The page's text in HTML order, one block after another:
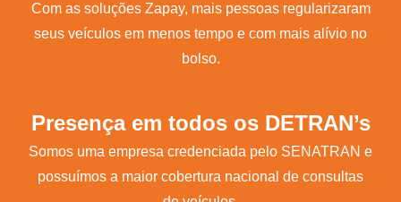
Com as soluções Zapay, mais pessoas regularizaram
seus veículos em menos tempo e com mais alívio no
bolso.
Presença em todos os DETRAN’s
Somos uma empresa credenciada pelo SENATRAN e
possuímos a maior cobertura nacional de consultas